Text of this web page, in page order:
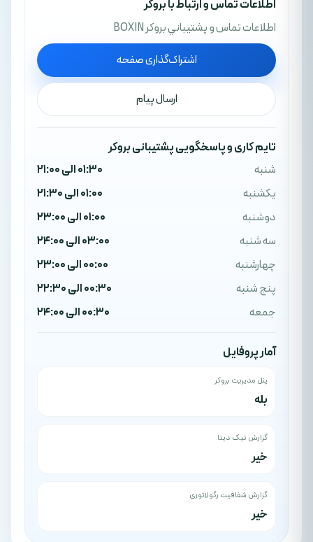
اطلاعات تماس و ارتباط با بروکر
اطلاعات تماس و پشتيباني بروکر BOXIN
اشتراک‌گذاری صفحه
ارسال پیام
تایم کاری و پاسخگویی پشتیبانی بروکر
شنبه
01:30 الی 21:00
یکشنبه
01:00 الی 21:30
دوشنبه
01:00 الی 23:00
سه شنبه
03:00 الی 24:00
چهارشنبه
00:00 الی 23:00
پنج شنبه
00:30 الی 22:30
جمعه
00:30 الی 24:00
آمار پروفایل
پنل مدیریت بروکر
بله
گزارش تیک دیتا
خیر
گزارش شفافیت رگولاتوری
خیر